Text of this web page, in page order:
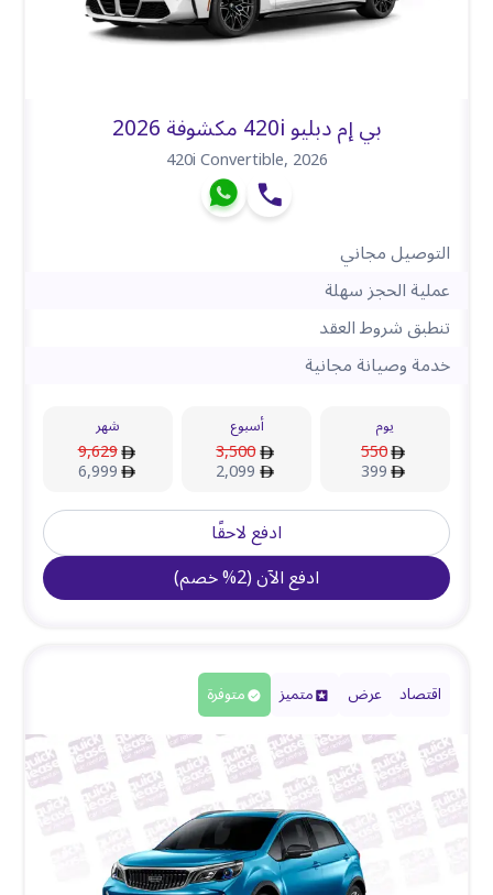
بي إم دبليو 420i مكشوفة 2026
420i Convertible,2026
التوصيل مجاني
عملية الحجز سهلة
تنطبق شروط العقد
خدمة وصيانة مجانية
يوم
550
399
أسبوع
3,500
2,099
شهر
9,629
6,999
ادفع لاحقًا
ادفع الآن(
2
%خصم)
اقتصاد عرض متميز متوفرة